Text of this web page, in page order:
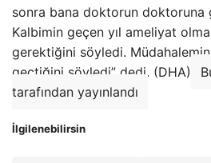
sonra bana doktorun doktoruna
Kalbimin geçen yıl ameliyat
gerektiğini söyledi. Müdahalemin
geçtiğini söyledi” dedi. (DHA)
tarafından yayınlandı
İlgilenebilirsin